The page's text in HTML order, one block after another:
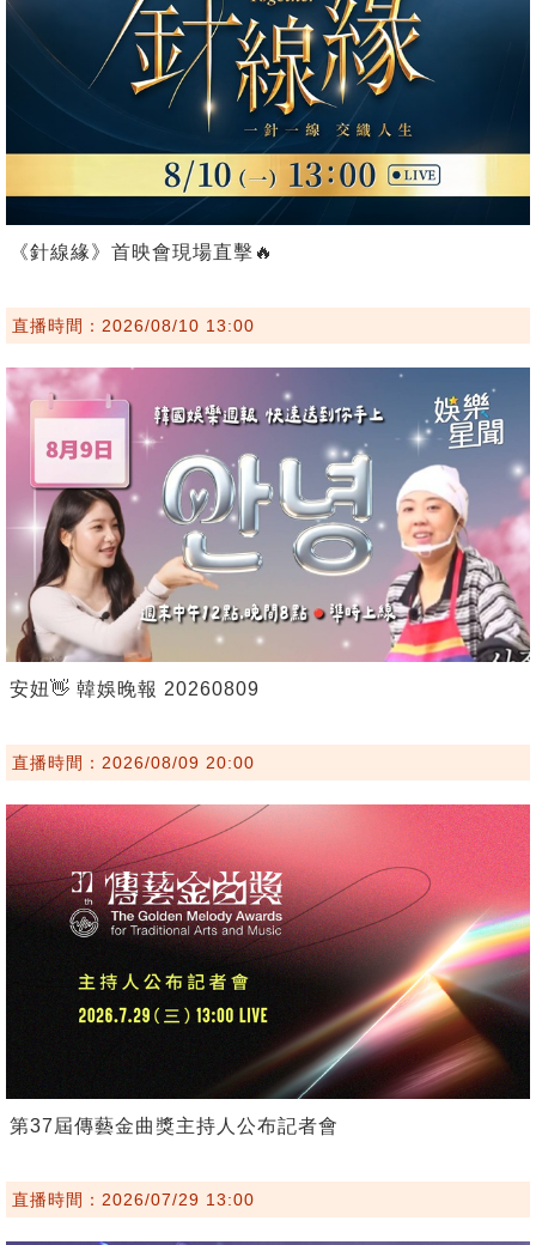
《針線緣》首映會現場直擊🔥
直播時間：2026/08/10 13:00
安妞👋 韓娛晚報 20260809
直播時間：2026/08/09 20:00
第37屆傳藝金曲獎主持人公布記者會
直播時間：2026/07/29 13:00